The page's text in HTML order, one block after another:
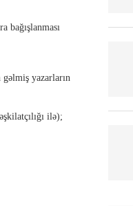
yazarların
ilə);